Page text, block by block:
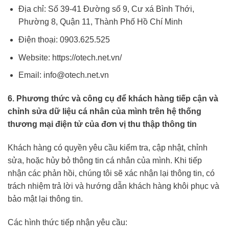
Địa chỉ: Số 39-41 Đường số 9, Cư xá Bình Thới,
Phường 8, Quận 11, Thành Phố Hồ Chí Minh
Điện thoại: 0903.625.525
Website: https://otech.net.vn/
Email: info@otech.net.vn
6. Phương thức và công cụ để khách hàng tiếp cận và
chỉnh sửa dữ liệu cá nhân của mình trên hệ thống
thương mại điện tử của đơn vị thu thập thông tin
Khách hàng có quyền yêu cầu kiểm tra, cập nhật, chỉnh
sửa, hoặc hủy bỏ thông tin cá nhân của mình. Khi tiếp
nhận các phản hồi, chúng tôi sẽ xác nhận lại thông tin, có
trách nhiệm trả lời và hướng dẫn khách hàng khôi phục và
bảo mật lại thông tin.
Các hình thức tiếp nhận yêu cầu: